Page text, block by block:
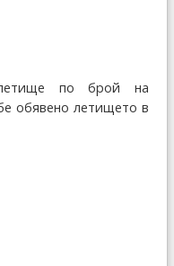
по брой на
обявено летището в